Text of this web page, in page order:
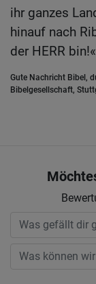
ihr ganzes
hinauf nach
der HERR bin!«
Gute Nachricht Bibel,
Bibelgesellschaft,